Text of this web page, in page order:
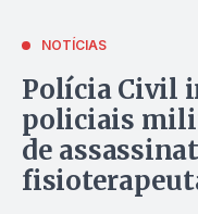
NOTÍCIAS
Polícia Civil
policiais
de